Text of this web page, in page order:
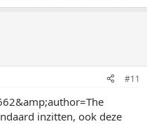
#11
inzitten, ook deze